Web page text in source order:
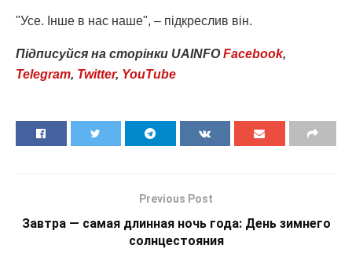
"Усе. Інше в нас наше", – підкреслив він.
Підписуйся на сторінки UAINFOFacebook,
Telegram, Twitter, YouTube
Previous Post
Завтра — самая длинная ночь года: День зимнего
солнцестояния